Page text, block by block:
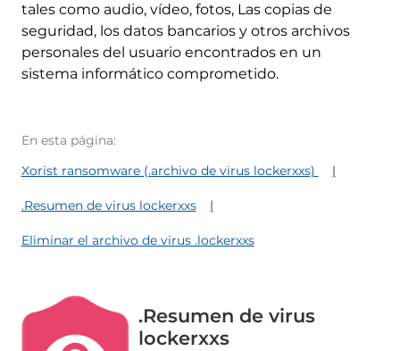
tales como audio, vídeo, fotos, Las copias de
seguridad, los datos bancarios y otros archivos
personales del usuario encontrados en un
sistema informático comprometido.
En esta página:
Xorist ransomware (.archivo de virus lockerxxs)
.Resumen de virus lockerxxs
Eliminar el archivo de virus .lockerxxs
.Resumen de virus
lockerxxs